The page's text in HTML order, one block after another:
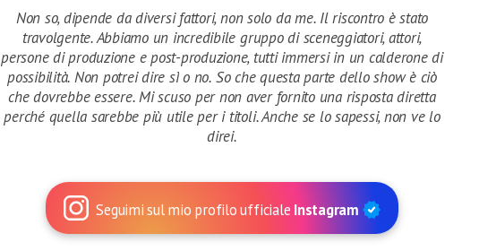
Non so, dipende da diversi fattori, non solo da me. Il riscontro è stato
travolgente. Abbiamo un incredibile gruppo di sceneggiatori, attori,
persone di produzione e post-produzione, tutti immersi in un calderone di
possibilità. Non potrei dire sì o no. So che questa parte dello show è ciò
che dovrebbe essere. Mi scuso per non aver fornito una risposta diretta
perché quella sarebbe più utile per i titoli. Anche se lo sapessi, non ve lo
direi.
Seguimi sul mio profilo ufficiale Instagram